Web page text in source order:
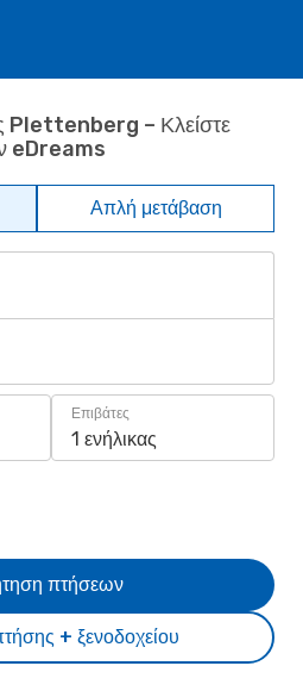
Plettenberg – Κλείστε
eDreams
Απλή μετάβαση
Επιβάτες
1 ενήλικας
+ ξενοδοχείου
πτήσεων